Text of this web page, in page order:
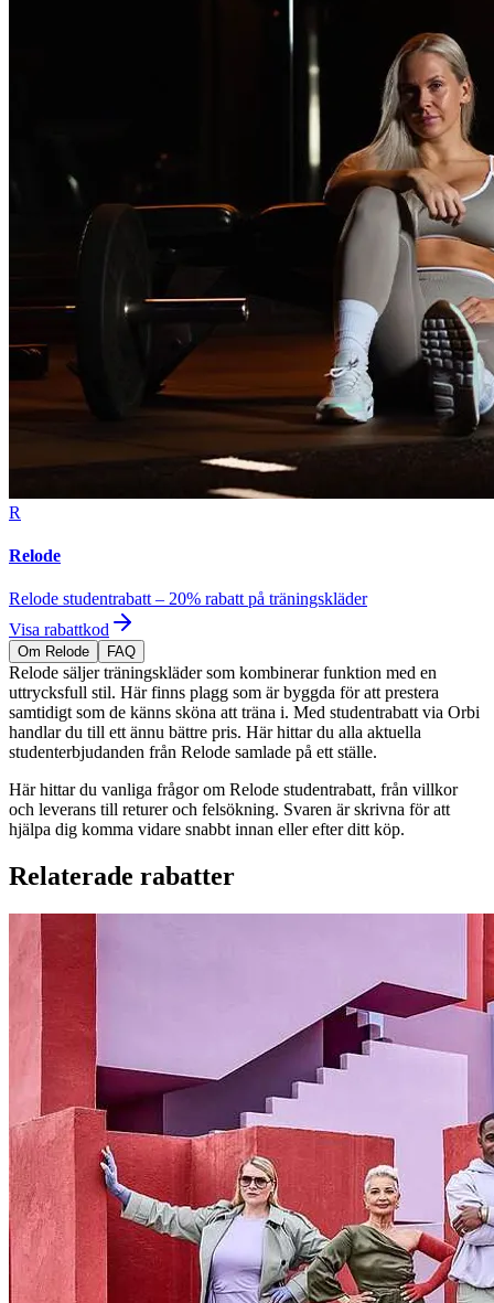
R
Relode
Relode studentrabatt – 20% rabatt på träningskläder
Visa rabattkod
Om Relode FAQ
Relode säljer träningskläder som kombinerar funktion med en
uttrycksfull stil. Här finns plagg som är byggda för att prestera
samtidigt som de känns sköna att träna i. Med studentrabatt via Orbi
handlar du till ett ännu bättre pris. Här hittar du alla aktuella
studenterbjudanden från Relode samlade på ett ställe.
Här hittar du vanliga frågor om Relode studentrabatt, från villkor
och leverans till returer och felsökning. Svaren är skrivna för att
hjälpa dig komma vidare snabbt innan eller efter ditt köp.
Relaterade rabatter